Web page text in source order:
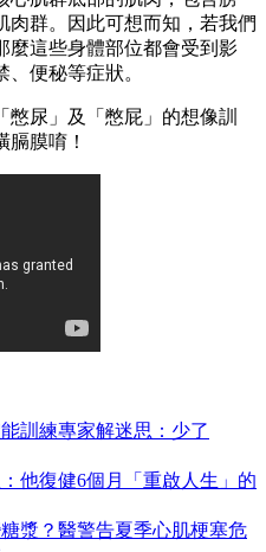
肉群。因此可想而知，若我們
麼這些身體部位都會受到影
便秘等症狀。
尿」及「憋屁」的想像訓
膜唷！
訓練專家解迷思：少了
他復健6個月「重啟人生」的
漿？醫警告夏季心肌梗塞危